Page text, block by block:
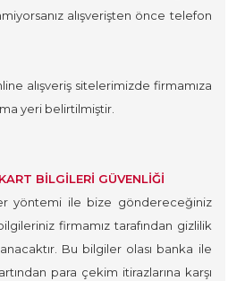
alışverişten önce telefon
alışveriş sitelerimizde firmamıza
yeri belirtilmiştir.
BİLGİLERİ GÜVENLİĞİ
yöntemi ile bize göndereceğiniz
firmamız tarafından gizlilik
Bu bilgiler olası banka ile
para çekim itirazlarına karşı